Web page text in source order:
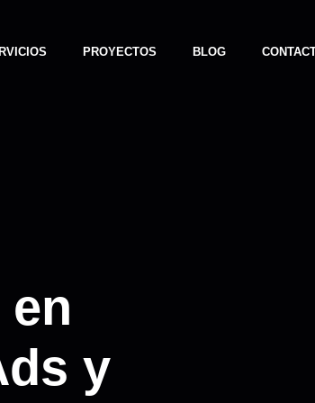
PROYECTOS BLOG
y